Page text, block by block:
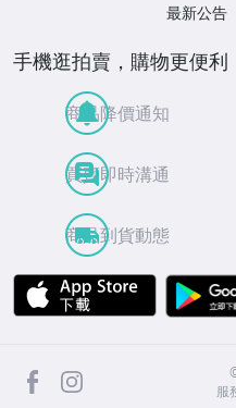
最新公告
手機逛拍賣，購物更便利
商品降價通知
買賣即時溝通
商品到貨動態
APP
facebook
服